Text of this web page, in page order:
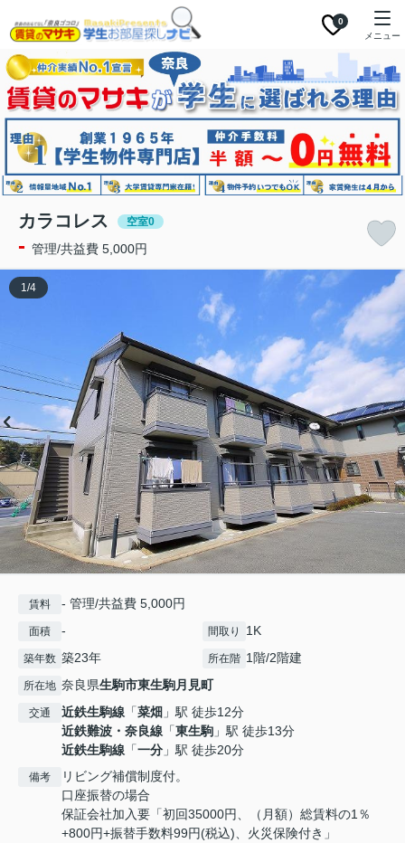
0
メニュー
カラコレス 空室0
- 管理/共益費 5,000円
1/4
賃料 - 管理/共益費 5,000円
面積 - 間取り 1K
築年数 築23年 所在階 1階/2階建
所在地 奈良県生駒市東生駒月見町
交通 近鉄生駒線 「菜畑 」駅 徒歩12分
近鉄難波・奈良線 「東生駒 」駅 徒歩13分
近鉄生駒線 「一分 」駅 徒歩20分
備考
リビング補償制度付。
口座振替の場合
保証会社加入要「初回35000円、（月額）総賃料の1％
+800円+振替手数料99円(税込)、火災保険付き」